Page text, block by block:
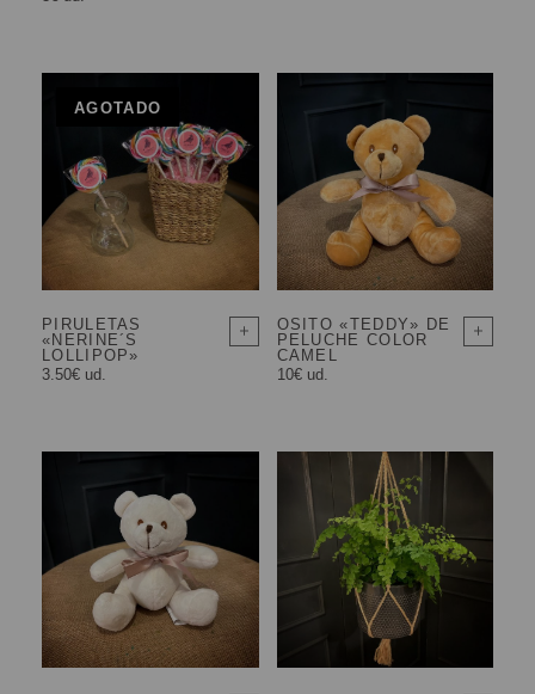
AGOTADO
PIRULETAS
«NERINE´S
LOLLIPOP»
3.50€ ud.
OSITO «TEDDY» DE
PELUCHE COLOR
CAMEL
10€ ud.